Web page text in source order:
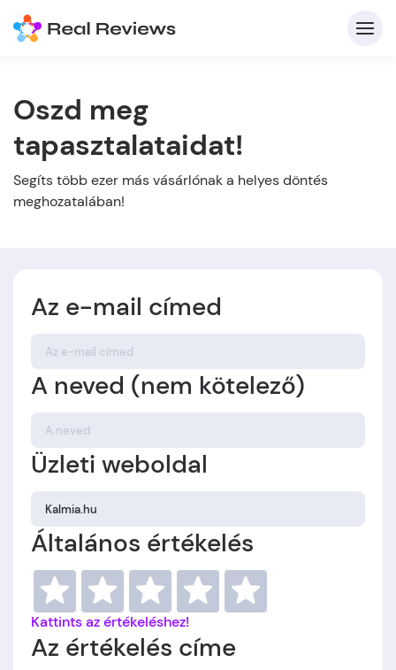
Oszd meg
tapasztalataidat!
Segíts több ezer más vásárlónak a helyes döntés
meghozatalában!
Az e-mail címed
A neved (nem kötelező)
Üzleti weboldal
Általános értékelés
Kattints az értékeléshez!
Az értékelés címe